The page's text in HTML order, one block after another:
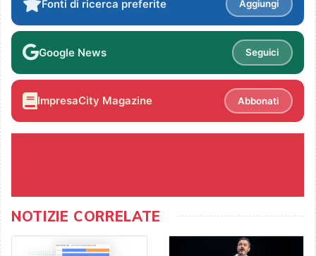
Fonti di ricerca preferite Aggiungi
Google News Seguici
ImpresaCity Magazine Abbonati
NOTIZIE CORRELATE